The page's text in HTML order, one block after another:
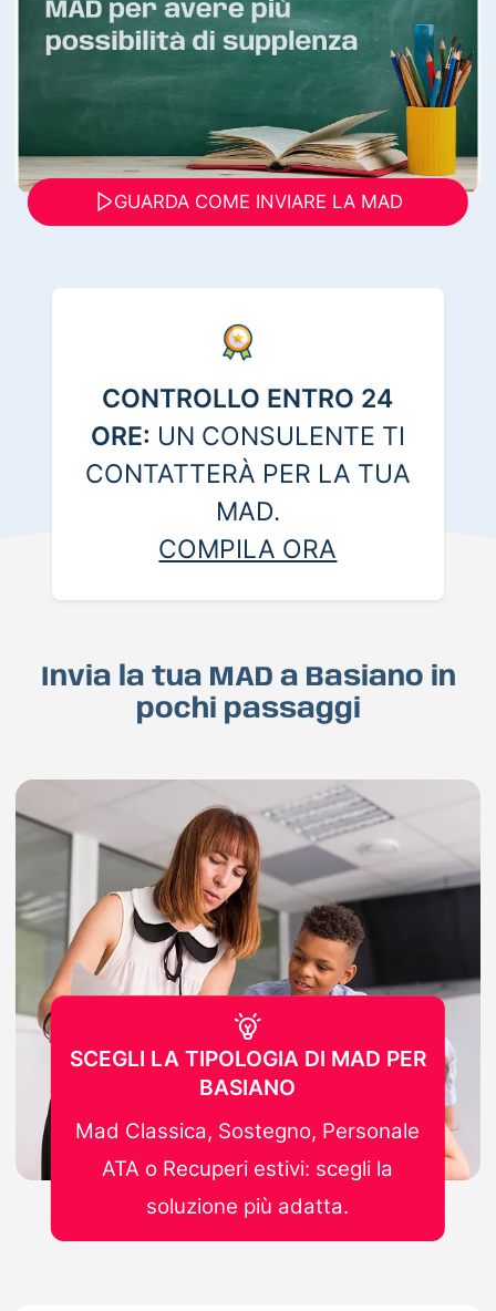
GUARDA COME INVIARE LA MAD
CONTROLLO ENTRO 24
ORE: UN CONSULENTE TI
CONTATTERÀ PER LA TUA
MAD.
COMPILA ORA
Invia la tua MAD a Basiano in
pochi passaggi
SCEGLI LA TIPOLOGIA DI MAD PER
BASIANO
Mad Classica, Sostegno, Personale
ATA o Recuperi estivi: scegli la
soluzione più adatta.